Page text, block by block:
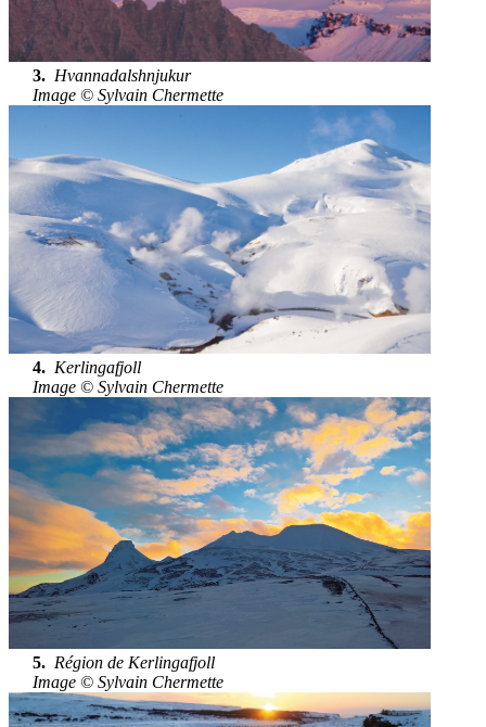
3. Hvannadalshnjukur
Image © Sylvain Chermette
4. Kerlingafjoll
Image © Sylvain Chermette
5. Région de Kerlingafjoll
Image © Sylvain Chermette